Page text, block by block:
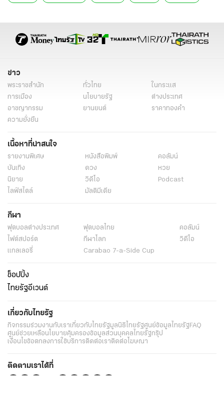
ข่าว
พระราชสำนัก ทั่วไทย
ในกระแส
การเมือง
นโยบายรัฐ
ต่างประเทศ
อาชญากรรม
ยานยนต์
ราคาทองคำ
ความยั่งยืน
เนื้อหาที่น่าสนใจ
รายงานพิเศษ หนังสือพิมพ์
คอลัมน์
บันเทิง
ดวง
หวย
นิยาย
วิดีโอ
Podcast
ไลฟ์สไตล์
มัลติมีเดีย
กีฬา
ฟุตบอลต่่างประเทศ ฟุตบอลไทย
คอลัมน์
ไฟต์สปอร์ต
กีฬาโลก
วิดีโอ
แกลเลอรี่
Carabao 7-a-Side Cup
ช็อปปิ้ง
ไทยรัฐอีเวนต์
เกี่ยวกับไทยรัฐ
กิจกรรมร่วมงานกับเราเกี่ยวกับไทยรัฐมูลนิธิไทยรัฐศูนย์ข้อมูลไทยรัฐFAQ
ศูนย์ช่วยเหลือนโยบายคุ้มครองข้อมูลส่วนบุคคลไทยรัฐกรุ๊ป
เงื่อนไขข้อตกลงการใช้บริการติดต่อเราติดต่อโฆษณา
ติดตามเราได้ที่